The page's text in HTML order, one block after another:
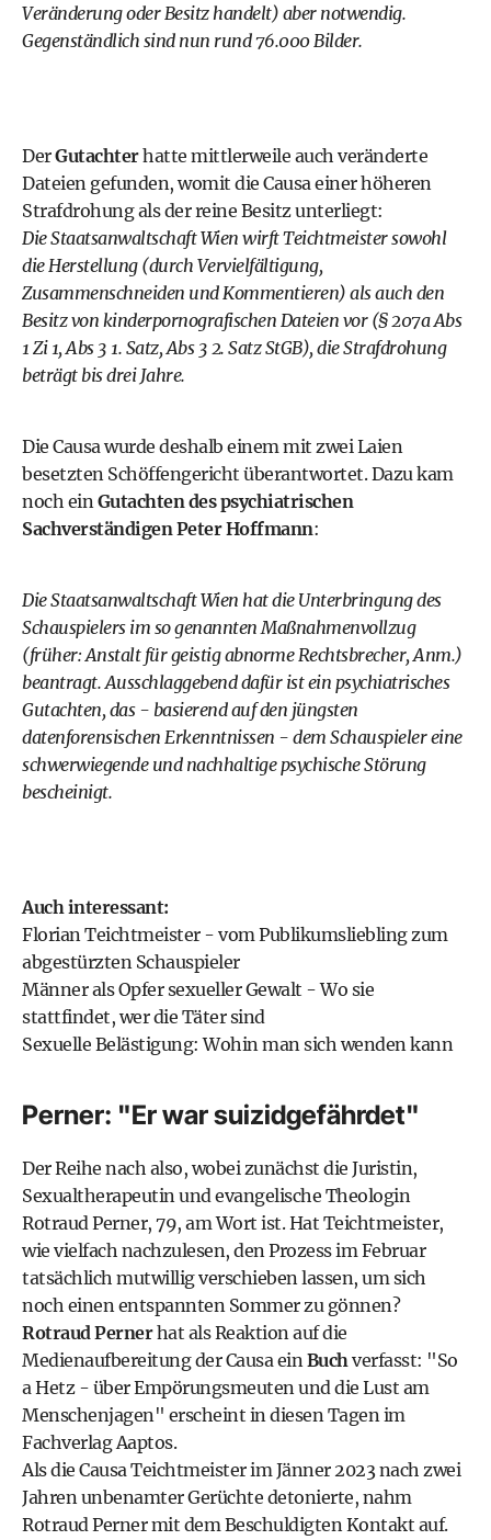
Veränderung oder Besitz handelt) aber notwendig.
Gegenständlich sind nun rund 76.000 Bilder.
DerGutachterhatte mittlerweile auch veränderte
Dateien gefunden, womit die Causa einer höheren
Strafdrohung als der reine Besitz unterliegt:
Die Staatsanwaltschaft Wien wirft Teichtmeister sowohl
die Herstellung (durch Vervielfältigung,
Zusammenschneiden und Kommentieren) als auch den
Besitz von kinderpornografischen Dateien vor (§ 207a Abs
1 Zi 1, Abs 3 1. Satz, Abs 3 2. Satz StGB), die Strafdrohung
beträgt bis drei Jahre.
Die Causa wurde deshalb einem mit zwei Laien
besetzten Schöffengericht überantwortet. Dazu kam
noch einGutachten des psychiatrischen
Sachverständigen Peter Hoffmann:
Die Staatsanwaltschaft Wien hat die Unterbringung des
Schauspielers im so genannten Maßnahmenvollzug
(früher: Anstalt für geistig abnorme Rechtsbrecher, Anm.)
beantragt. Ausschlaggebend dafür ist ein psychiatrisches
Gutachten, das - basierend auf den jüngsten
datenforensischen Erkenntnissen - dem Schauspieler eine
schwerwiegende und nachhaltige psychische Störung
bescheinigt.
Auch interessant:
Florian Teichtmeister - vom Publikumsliebling zum
abgestürzten Schauspieler
Männer als Opfer sexueller Gewalt - Wo sie
stattfindet, wer die Täter sind
Sexuelle Belästigung: Wohin man sich wenden kann
Perner: "Er war suizidgefährdet"
Der Reihe nach also, wobei zunächst die Juristin,
Sexualtherapeutin und evangelische Theologin
Rotraud Perner, 79, am Wort ist. Hat Teichtmeister,
wie vielfach nachzulesen, den Prozess im Februar
tatsächlich mutwillig verschieben lassen, um sich
noch einen entspannten Sommer zu gönnen?
Rotraud Pernerhat als Reaktion auf die
Medienaufbereitung der Causa einBuchverfasst: "So
a Hetz - über Empörungsmeuten und die Lust am
Menschenjagen" erscheint in diesen Tagen im
Fachverlag Aaptos.
Als die Causa Teichtmeister im Jänner 2023 nach zwei
Jahren unbenamter Gerüchte detonierte, nahm
Rotraud Perner mit dem Beschuldigten Kontakt auf.